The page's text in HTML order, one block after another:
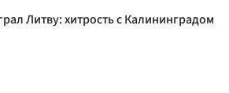
Литву: хитрость с Калининградом